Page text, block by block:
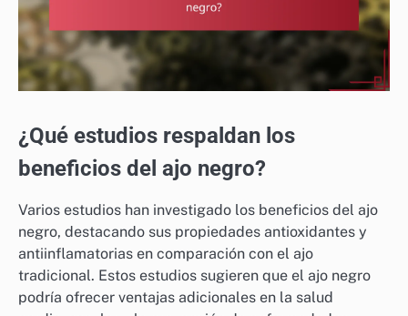
¿Qué estudios respaldan los
beneficios del ajo negro?
Varios estudios han investigado los beneficios del ajo
negro, destacando sus propiedades antioxidantes y
antiinflamatorias en comparación con el ajo
tradicional. Estos estudios sugieren que el ajo negro
podría ofrecer ventajas adicionales en la salud